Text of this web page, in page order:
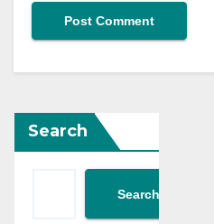
Search
Search